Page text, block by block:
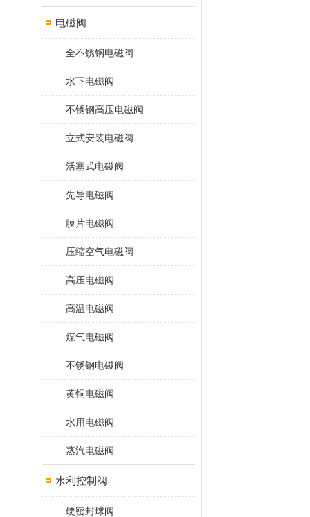
电磁阀
全不锈钢电磁阀
水下电磁阀
不锈钢高压电磁阀
立式安装电磁阀
活塞式电磁阀
先导电磁阀
膜片电磁阀
压缩空气电磁阀
高压电磁阀
高温电磁阀
煤气电磁阀
不锈钢电磁阀
黄铜电磁阀
水用电磁阀
蒸汽电磁阀
水利控制阀
硬密封球阀